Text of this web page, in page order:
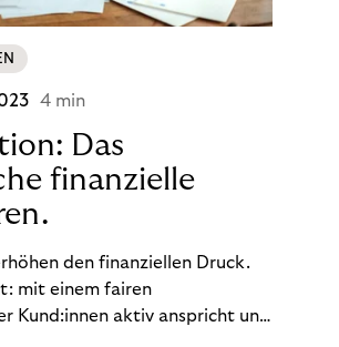
4 min
Das
finanzielle
den finanziellen Druck.
mit einem fairen
Kund:innen aktiv anspricht und